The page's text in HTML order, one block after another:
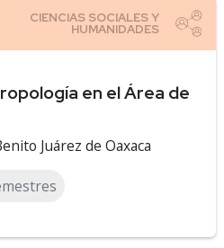
en el Área de
Juárez de Oaxaca